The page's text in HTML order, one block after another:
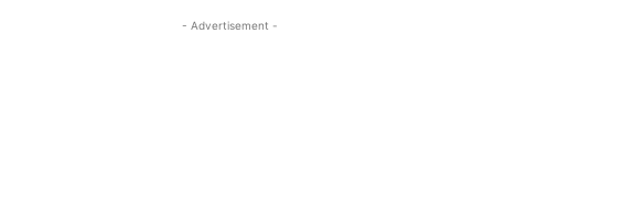
- Advertisement -